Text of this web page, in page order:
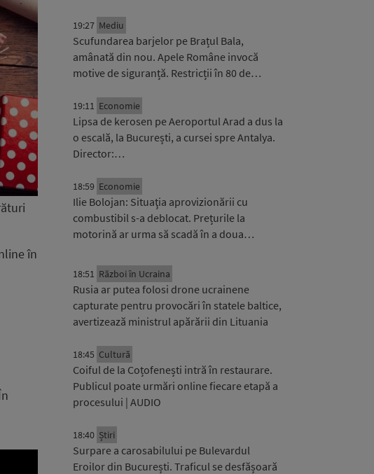
în
19:27 Mediu
Scufundarea barjelor pe Brațul Bala,
amânată din nou. Apele Române invocă
motive de siguranță. Restricții în 80 de…
19:11 Economie
Lipsa de kerosen pe Aeroportul Arad a dus la
o escală, la București, a cursei spre Antalya.
Director:…
18:59 Economie
Ilie Bolojan: Situaţia aprovizionării cu
combustibil s-a deblocat. Prețurile la
motorină ar urma să scadă în a doua…
18:51 Război în Ucraina
Rusia ar putea folosi drone ucrainene
capturate pentru provocări în statele baltice,
avertizează ministrul apărării din Lituania
18:45 Cultură
Coiful de la Coțofenești intră în restaurare.
Publicul poate urmări online fiecare etapă a
procesului | AUDIO
18:40 Știri
Surpare a carosabilului pe Bulevardul
Eroilor din București. Traficul se desfășoară